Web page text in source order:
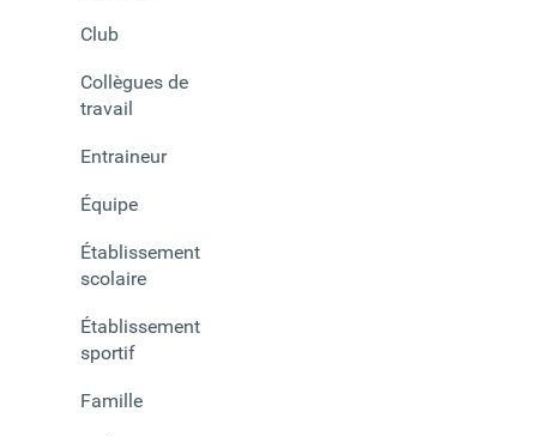
Club
Collègues de
travail
Entraineur
Équipe
Établissement
scolaire
Établissement
sportif
Famille